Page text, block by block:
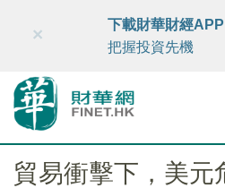
財華智庫網 FINTV
×
下載財華財經APP
把握投資先機
貿易衝擊下，美元